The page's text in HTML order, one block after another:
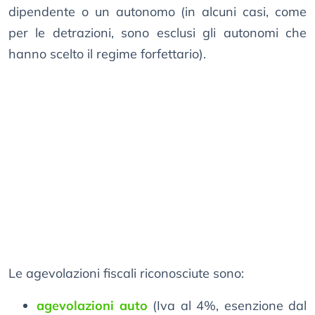
dipendente o un autonomo (in alcuni casi, come
per le detrazioni, sono esclusi gli autonomi che
hanno scelto il regime forfettario).
Le agevolazioni fiscali riconosciute sono:
agevolazioni auto (Iva al 4%, esenzione dal